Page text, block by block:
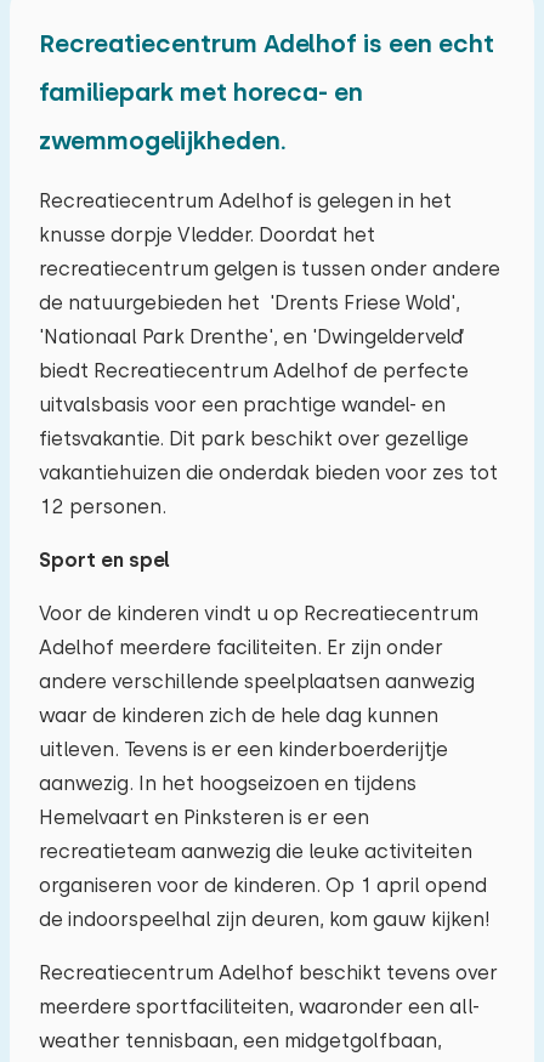
Recreatiecentrum Adelhof is een echt
familiepark met horeca- en
zwemmogelijkheden.
Recreatiecentrum Adelhof is gelegen in het
knusse dorpje Vledder. Doordat het
recreatiecentrum gelgen is tussen onder andere
de natuurgebieden het 'Drents Friese Wold',
'Nationaal Park Drenthe', en 'Dwingelderveld’
biedt Recreatiecentrum Adelhof de perfecte
uitvalsbasis voor een prachtige wandel- en
fietsvakantie. Dit park beschikt over gezellige
vakantiehuizen die onderdak bieden voor zes tot
12 personen.
Sport en spel
Voor de kinderen vindt u op Recreatiecentrum
Adelhof meerdere faciliteiten. Er zijn onder
andere verschillende speelplaatsen aanwezig
waar de kinderen zich de hele dag kunnen
uitleven. Tevens is er een kinderboerderijtje
aanwezig. In het hoogseizoen en tijdens
Hemelvaart en Pinksteren is er een
recreatieteam aanwezig die leuke activiteiten
organiseren voor de kinderen. Op 1 april opend
de indoorspeelhal zijn deuren, kom gauw kijken!
Recreatiecentrum Adelhof beschikt tevens over
meerdere sportfaciliteiten, waaronder een all-
weather tennisbaan, een midgetgolfbaan,
augustus 2026
ma di wo do
27 28 29 30 31 01
03 04 05 06 07 08 09
10 11 12 13 14 15 16
17 18 19 20 21 22
24 25 26 27 28 29 30